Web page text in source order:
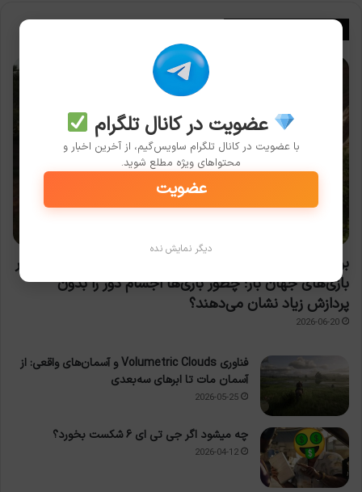
اخبار جی تی ای 6
بررسی علمی «فاصله‌گذاری بی‌نهایت» (Draw Distance) در
بازی‌های جهان باز؛ چطور بازی‌ها اجسام دور را بدون
پردازش زیاد نشان می‌دهند؟
2026-06-20
فناوری Volumetric Clouds و آسمان‌های واقعی: از
آسمان مات تا ابرهای سه‌بعدی
2026-05-25
چه میشود اگر جی تی ای ۶ شکست بخورد؟
2026-04-12
عضویت در کانال تلگرام
با عضویت در کانال تلگرام ساویس‌گیم، از آخرین اخبار و
محتواهای ویژه مطلع شوید.
عضویت
دیگر نمایش نده